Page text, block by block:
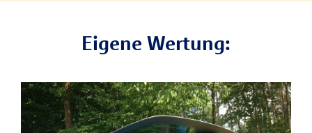
Eigene Wertung: